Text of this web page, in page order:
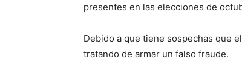
presentes en las elecciones de
Debido a que tiene sospechas que
tratando de armar un falso fraude.